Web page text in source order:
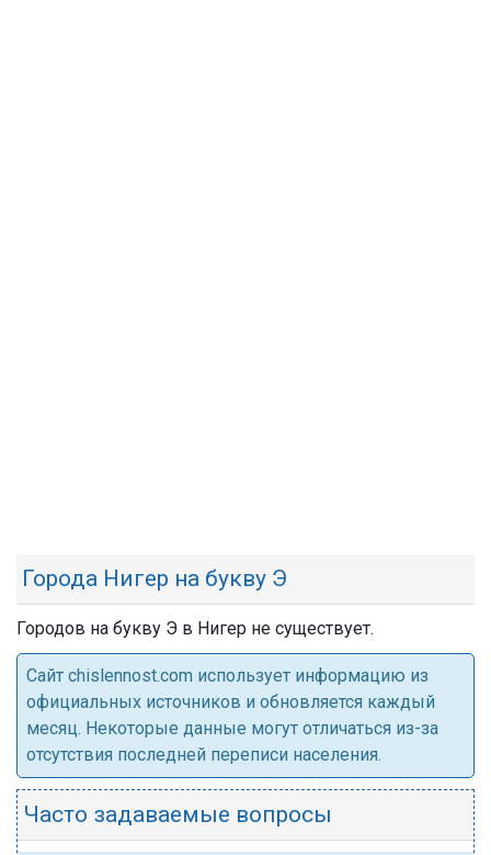
Города Нигер на букву Э
Городов на букву Э в Нигер не существует.
Cайт chislennost.com использует информацию из
официальных источников и обновляется каждый
месяц. Некоторые данные могут отличаться из-за
отсутствия последней переписи населения.
Часто задаваемые вопросы